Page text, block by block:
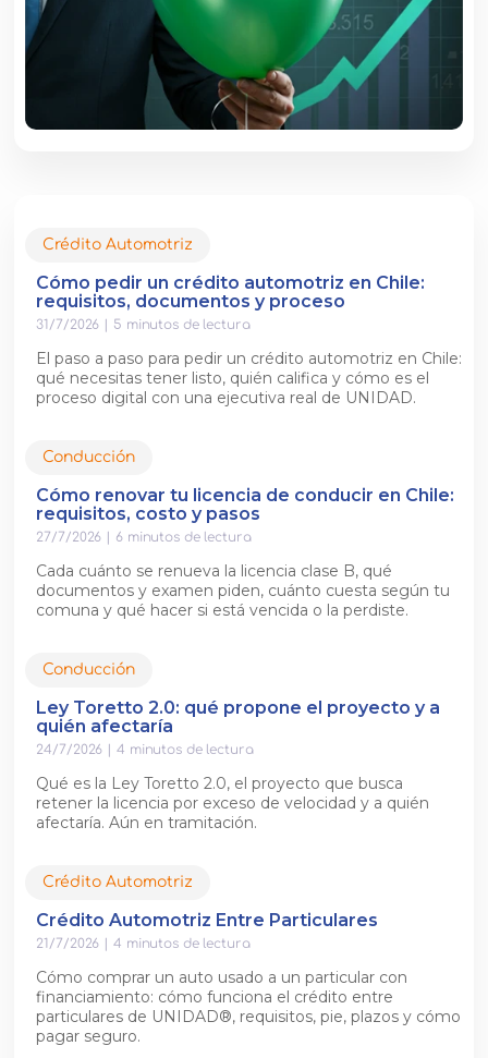
Crédito Automotriz
Cómo pedir un crédito automotriz en Chile:
requisitos, documentos y proceso
31/7/2026 5 minutos de lectura
El paso a paso para pedir un crédito automotriz en Chile:
qué necesitas tener listo, quién califica y cómo es el
proceso digital con una ejecutiva real de UNIDAD.
Conducción
Cómo renovar tu licencia de conducir en Chile:
requisitos, costo y pasos
27/7/2026 6 minutos de lectura
Cada cuánto se renueva la licencia clase B, qué
documentos y examen piden, cuánto cuesta según tu
comuna y qué hacer si está vencida o la perdiste.
Conducción
Ley Toretto 2.0: qué propone el proyecto y a
quién afectaría
24/7/2026 4 minutos de lectura
Qué es la Ley Toretto 2.0, el proyecto que busca
retener la licencia por exceso de velocidad y a quién
afectaría. Aún en tramitación.
Crédito Automotriz
Crédito Automotriz Entre Particulares
21/7/2026 4 minutos de lectura
Cómo comprar un auto usado a un particular con
financiamiento: cómo funciona el crédito entre
particulares de UNIDAD®, requisitos, pie, plazos y cómo
pagar seguro.